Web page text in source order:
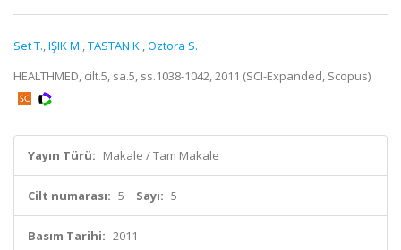
Set T.,IŞIK M.,TASTAN K.,Oztora S.
HEALTHMED, cilt.5, sa.5, ss.1038-1042, 2011 (SCI-Expanded, Scopus)
Yayın Türü: Makale / Tam Makale
Cilt numarası: 5 Sayı: 5
Basım Tarihi: 2011